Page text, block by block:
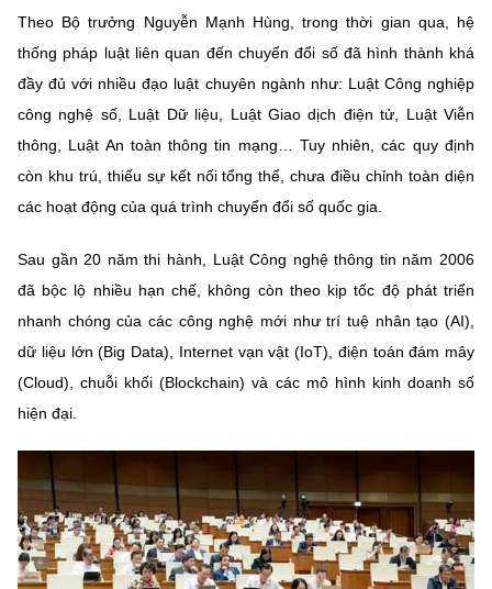
Sở hữu trí tuệ
Tiêu chuẩn, đo lường, chất lượng
Ảnh
Voice
Nhiệm vụ trọng tâm
Chọn ngôn ngữ
BỘ KHOA HỌC VÀ CÔNG NGHỆ
MINISTRY OF SCIENCE AND TECHNOLOGY
Điều khoản sử dụng
Chịu trách nhiệm nội dung: Nguyễn Thị Hải Hằng
Giám đốc Trung tâm Truyền thông Khoa học và Công nghệ.
Liên hệ
Địa chỉ: Ban Biên tập Cổng TTĐT - 18 Nguyễn Du, TP. Hà Nội
Theo Bộ trưởng Nguyễn Mạnh Hùng, trong thời gian qua, hệ
thống pháp luật liên quan đến chuyển đổi số đã hình thành khá
đầy đủ với nhiều đạo luật chuyên ngành như: Luật Công nghiệp
công nghệ số, Luật Dữ liệu, Luật Giao dịch điện tử, Luật Viễn
thông, Luật An toàn thông tin mạng… Tuy nhiên, các quy định
còn khu trú, thiếu sự kết nối tổng thể, chưa điều chỉnh toàn diện
các hoạt động của quá trình chuyển đổi số quốc gia.
Sau gần 20 năm thi hành, Luật Công nghệ thông tin năm 2006
đã bộc lộ nhiều hạn chế, không còn theo kịp tốc độ phát triển
nhanh chóng của các công nghệ mới như trí tuệ nhân tạo (AI),
dữ liệu lớn (Big Data), Internet vạn vật (IoT), điện toán đám mây
(Cloud), chuỗi khối (Blockchain) và các mô hình kinh doanh số
hiện đại.